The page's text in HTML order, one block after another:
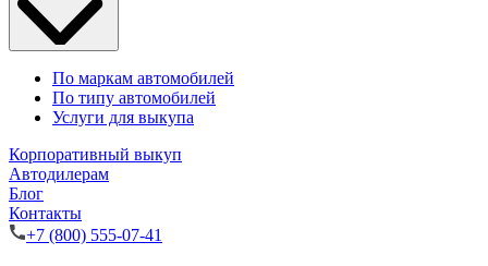
По маркам автомобилей
По типу автомобилей
Услуги для выкупа
Корпоративный выкуп
Автодилерам
Блог
Контакты
+7 (800) 555-07-41